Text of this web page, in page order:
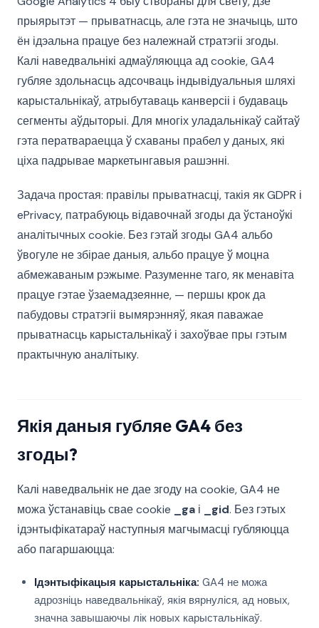
прыярытэт — прыватнасць, але гэта не значыць, што
ён ідэальна працуе без належнай стратэгіі згоды.
Калі наведвальнікі адмаўляюцца ад cookie, GA4
губляе здольнасць адсочваць індывідуальныя шляхі
карыстальнікаў, атрыбутаваць канверсіі і будаваць
сегменты аўдыторыі. Для многіх уладальнікаў сайтаў
гэта ператвараецца ў схаваны прабел у даных, які
ціха падрывае маркетынгавыя рашэнні.
Задача простая: правілы прыватнасці, такія як GDPR і
ePrivacy, патрабуюць відавочнай згоды да ўстаноўкі
аналітычных cookie. Без гэтай згоды GA4 альбо
ўвогуле не збірае даныя, альбо працуе ў моцна
абмежаваным рэжыме. Разуменне таго, як менавіта
працуе гэтае ўзаемадзеянне, — першы крок да
пабудовы стратэгіі вымярэнняў, якая паважае
прыватнасць карыстальнікаў і захоўвае пры гэтым
практычную аналітыку.
Якія даныя губляе GA4 без
згоды?
Калі наведвальнік не дае згоду на cookie, GA4 не
можа ўстанавіць свае cookie
_ga і _gid. Без гэтых
ідэнтыфікатараў наступныя магчымасці губляюцца
або пагаршаюцца:
Ідэнтыфікацыя карыстальніка: GA4 не можа
адрозніць наведвальнікаў, якія вярнуліся, ад новых,
значна завышаючы лік новых карыстальнікаў.